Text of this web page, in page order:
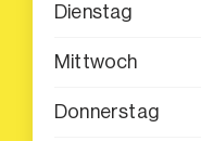
Dienstag
Mittwoch
Donnerstag